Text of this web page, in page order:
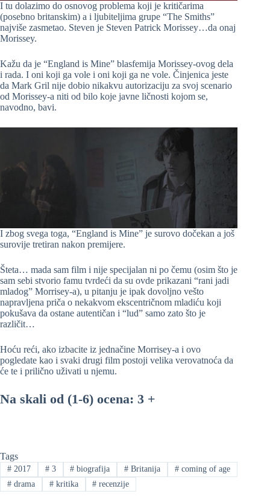
I tu dolazimo do osnovog problema koji je kritičarima
(posebno britanskim) a i ljubiteljima grupe “The Smiths”
najviše zasmetao. Steven je Steven Patrick Morissey…da onaj
Morissey.
Kažu da je “England is Mine” blasfemija Morissey-ovog dela
i rada. I oni koji ga vole i oni koji ga ne vole. Činjenica jeste
da Mark Gril nije dobio nikakvu autorizaciju za svoj scenario
od Morissey-a niti od bilo koje javne ličnosti kojom se,
navodno, bavi.
I zbog svega toga, “England is Mine” je surovo dočekan a još
surovije tretiran nakon premijere.
Šteta… mada sam film i nije specijalan ni po čemu (osim što je
sam sebi stvorio famu tvrdeći da su ovde prikazani “rani jadi
mladog” Morrisey-a), u pitanju je ipak dovoljno vešto
napravljena priča o nekakvom ekscentričnom mladiću koji
pokušava da ostane autentičan i “lud” samo zato što je
različit…
Hoću reći, ako izbacite iz jednačine Morrisey-a i ovo
pogledate kao i svaki drugi film postoji velika verovatnoća da
će te i prilično uživati u njemu.
Na skali od (1-6) ocena: 3 +
Tags
#2017 #3 # biografija # Britanija # coming of age
#drama #kritika # recenzije